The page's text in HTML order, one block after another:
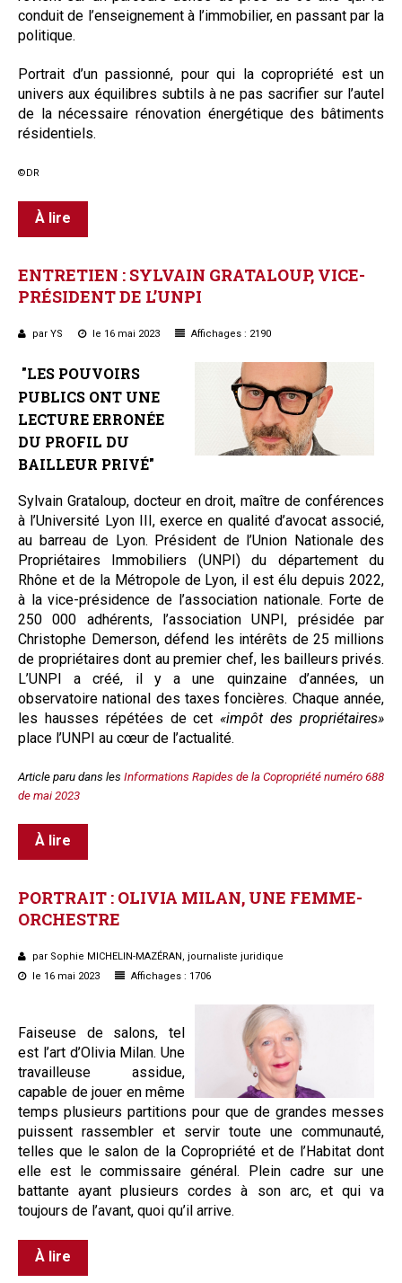
conduit de l’enseignement à l’immobilier, en passant par la
politique.
Portrait d’un passionné, pour qui la copropriété est un
univers aux équilibres subtils à ne pas sacrifier sur l’autel
de la nécessaire rénovation énergétique des bâtiments
résidentiels.
©DR
À lire
ENTRETIEN : SYLVAIN GRATALOUP, VICE-
PRÉSIDENTDE L’UNPI
par YS le 16 mai 2023 Affichages : 2190
"LES POUVOIRS
PUBLICS ONT UNE
LECTURE ERRONÉE
DU PROFIL DU
BAILLEUR PRIVÉ"
Sylvain Grataloup, docteur en droit, maître de conférences
à l’Université Lyon III, exerce en qualité d’avocat associé,
au barreau de Lyon. Président de l’Union Nationale des
Propriétaires Immobiliers (UNPI) du département du
Rhône et de la Métropole de Lyon, il est élu depuis 2022,
à la vice-présidence de l’association nationale. Forte de
250 000 adhérents, l’association UNPI, présidée par
Christophe Demerson, défend les intérêts de 25 millions
de propriétaires dont au premier chef, les bailleurs privés.
L’UNPI a créé, il y a une quinzaine d’années, un
observatoire national des taxes foncières. Chaque année,
les hausses répétées de cet«impôt des propriétaires»
place l’UNPI au cœur de l’actualité.
Article paru dans les Informations Rapides de la Copropriété numéro 688
de mai 2023
À lire
PORTRAIT : OLIVIA MILAN, UNE FEMME-
ORCHESTRE
par Sophie MICHELIN-MAZÉRAN, journaliste juridique
le 16 mai 2023
Affichages : 1706
Faiseuse de salons, tel
est l’art d’Olivia Milan. Une
travailleuse assidue,
capable de jouer en même
temps plusieurs partitions pour que de grandes messes
puissent rassembler et servir toute une communauté,
telles que le salon de la Copropriété et de l’Habitat dont
elle est le commissaire général. Plein cadre sur une
battante ayant plusieurs cordes à son arc, et qui va
toujours de l’avant, quoi qu’il arrive.
À lire